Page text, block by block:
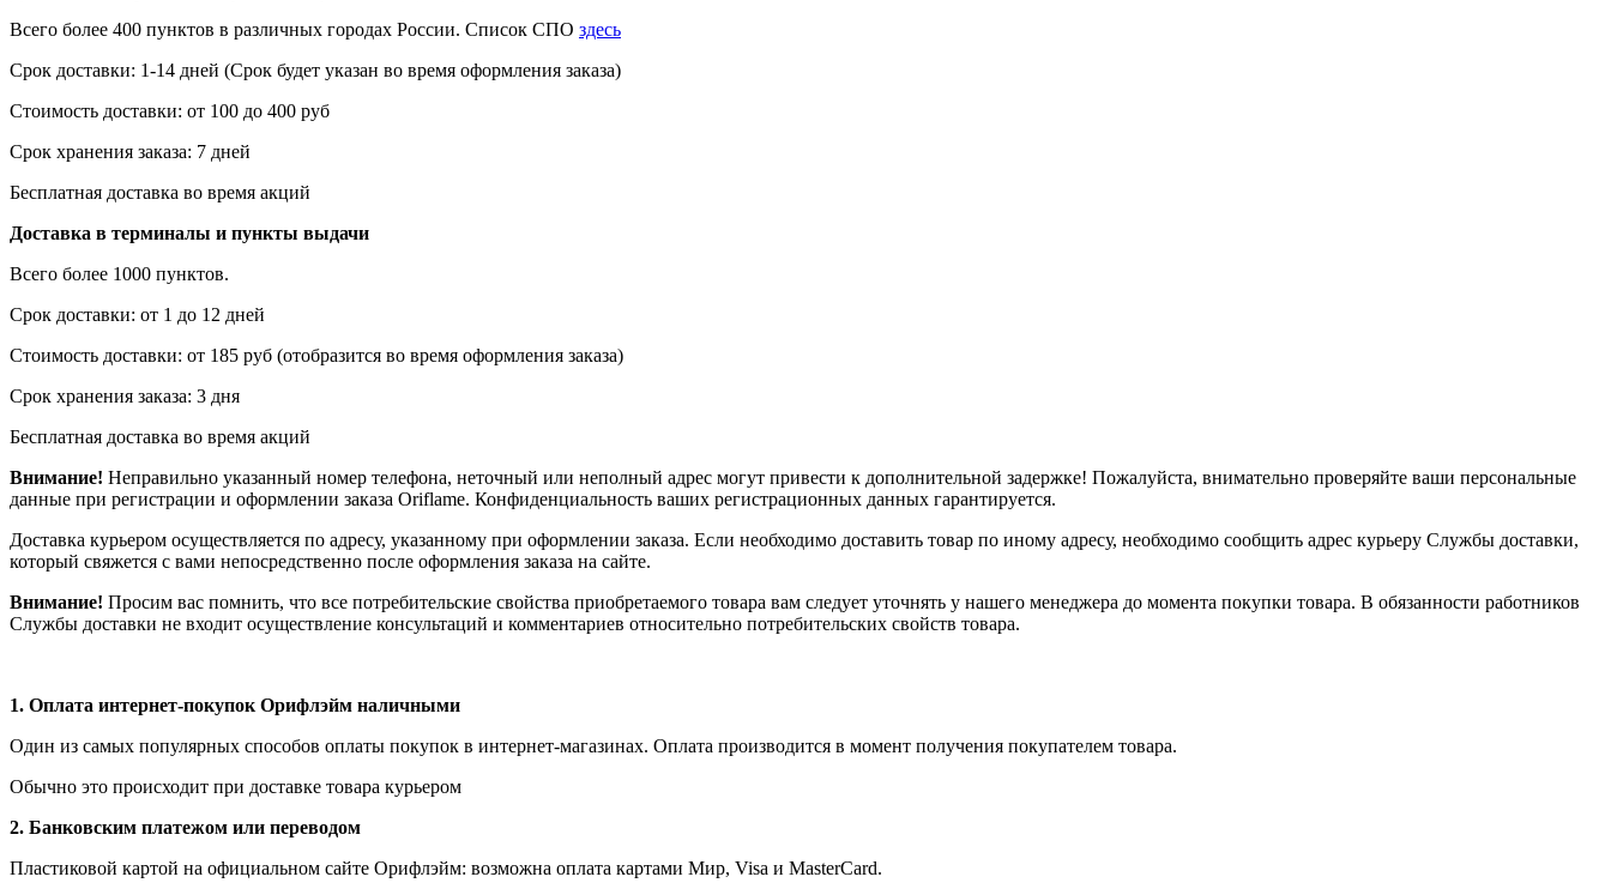
Всего более 400 пунктов в различных городах России. Список СПО здесь
Срок доставки: 1-14 дней (Срок будет указан во время оформления заказа)
Стоимость доставки: от 100 до 400 руб
Срок хранения заказа: 7 дней
Бесплатная доставка во время акций
Доставка в терминалы и пункты выдачи
Всего более 1000 пунктов.
Срок доставки: от 1 до 12 дней
Стоимость доставки: от 185 руб (отобразится во время оформления заказа)
Срок хранения заказа: 3 дня
Бесплатная доставка во время акций
Внимание! Неправильно указанный номер телефона, неточный или неполный адрес могут привести к дополнительной задержке! Пожалуйста, внимательно проверяйте ваши персональные
данные при регистрации и оформлении заказа Oriflame. Конфиденциальность ваших регистрационных данных гарантируется.
Доставка курьером осуществляется по адресу, указанному при оформлении заказа. Если необходимо доставить товар по иному адресу, необходимо сообщить адрес курьеру Службы доставки,
который свяжется с вами непосредственно после оформления заказа на сайте.
Внимание! Просим вас помнить, что все потребительские свойства приобретаемого товара вам следует уточнять у нашего менеджера до момента покупки товара. В обязанности работников
Службы доставки не входит осуществление консультаций и комментариев относительно потребительских свойств товара.
1. Оплата интернет-покупок Орифлэйм наличными
Один из самых популярных способов оплаты покупок в интернет-магазинах. Оплата производится в момент получения покупателем товара.
Обычно это происходит при доставке товара курьером
2. Банковским платежом или переводом
Пластиковой картой на официальном сайте Орифлэйм: возможна оплата картами Мир, Visa и MasterCard.